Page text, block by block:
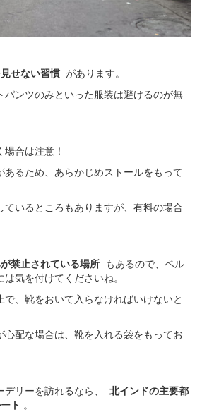
せない習慣 があります。
パンツのみといった服装は避けるのが無
合は注意！
るため、あらかじめストールをもって
ているところもありますが、有料の場合
禁止されている場所 もあるので、ベル
気を付けてくださいね。
、靴をおいて入らなければいけないと
配な場合は、靴を入れる袋をもってお
リーを訪れるなら、 北インドの主要都
ト 。